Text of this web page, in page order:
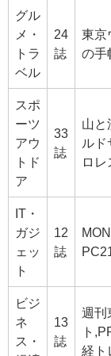
グル
メ・
トラ
ベル
24
誌
東京
の手
スポ
ーツ
アウ
トド
ア
33
誌
山と
ルド
ロ
IT・
ガジ
ェッ
ト
12
誌
ビジ
ネ
ス・
13
誌
週刊
ト
経ト